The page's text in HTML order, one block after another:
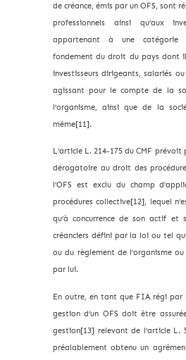
de créance, émis par un OFS, sont
professionnels ainsi qu’aux
appartenant à une catégorie
fondement du droit du pays dont
investisseurs dirigeants, salariés ou
agissant pour le compte de la
l’organisme, ainsi que de la
même[11].
L’article L. 214-175 du CMF
dérogatoire au droit des
l’OFS est exclu du champ
procédures collective[12], lequel
qu’à concurrence de son actif et
créanciers défini par la loi ou tel
ou du règlement de l’organisme
par lui.
En outre, en tant que FIA régi par
gestion d’un OFS doit être
gestion[13] relevant de l’article L.
préalablement obtenu un